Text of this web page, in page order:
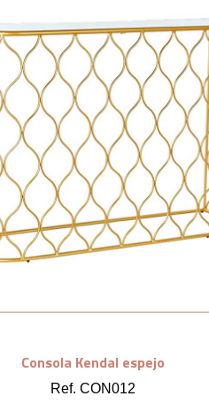
Consola Kendal espejo
Ref. CON012